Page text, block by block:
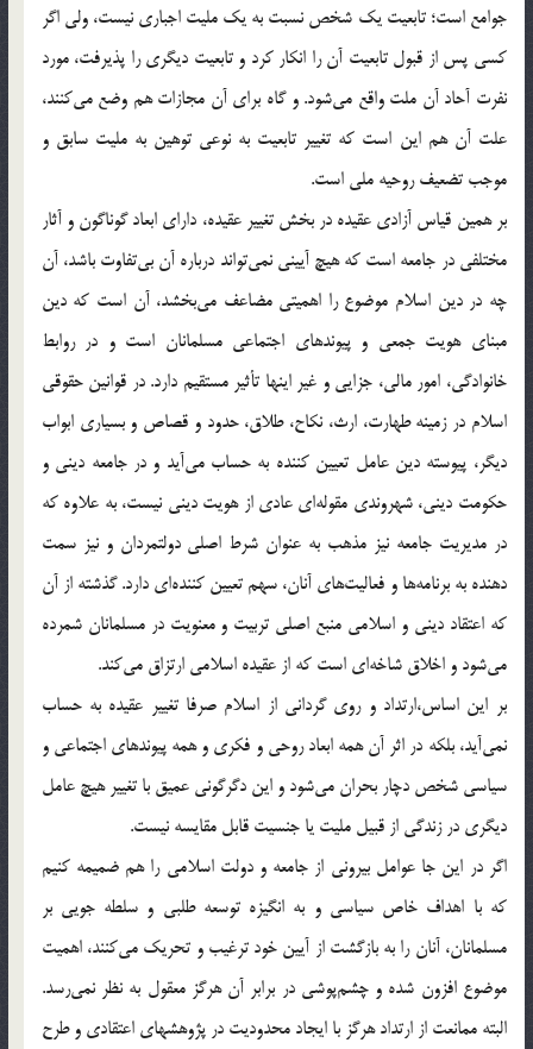
جوامع است؛ تابعيت يك شخص نسبت به يك مليت اجباري نيست، ولي اگر
كسي پس از قبول تابعيت آن را انكار كرد و تابعيت ديگري را پذيرفت، مورد
نفرت آحاد آن ملت واقع مي‌شود. و گاه براي آن مجازات هم وضع مي‌كنند،
علت آن هم اين است كه تغيير تابعيت به نوعي توهين به مليت سابق و
موجب تضعيف روحيه ملي است.
بر همين قياس آزادي عقيده در بخش تغيير عقيده، داراي ابعاد گوناگون و آثار
مختلفي در جامعه است كه هيچ آييني نمي‌تواند درباره آن بي‌تفاوت باشد،‌ آن
چه در دين اسلام موضوع را اهميتي مضاعف مي‌بخشد، آن است كه دين
مبناي هويت جمعي و پيوندهاي اجتماعي مسلمانان است و در روابط
خانوادگي، امور مالي، جزايي و غير اينها تأثير مستقيم دارد. در قوانين حقوقي
اسلام در زمينه طهارت، ارث، نكاح، طلاق، حدود و قصاص و بسياري ابواب
ديگر، پيوسته دين عامل تعيين كننده به حساب مي‌آيد و در جامعه ديني و
حكومت ديني، شهروندي مقوله‌اي عادي از هويت ديني نيست، به علاوه كه
در مديريت جامعه نيز مذهب به عنوان شرط اصلي دولتمردان و نيز سمت
دهنده به برنامه‌ها و فعاليت‌هاي آنان، سهم تعيين كننده‌اي دارد. گذشته از آن
كه اعتقاد ديني و اسلامي منبع اصلي تربيت و معنويت در مسلمانان شمرده
مي‌شود و اخلاق شاخه‌اي است كه از عقيده اسلامي ارتزاق مي‌كند.
بر اين اساس،‌ارتداد و روي گرداني از اسلام صرفا تغيير عقيده به حساب
نمي‌آيد، بلكه در اثر آن همه ابعاد روحي و فكري و همه پيوندهاي اجتماعي و
سياسي شخص دچار بحران مي‌شود و اين دگرگوني عميق با تغيير هيچ عامل
ديگري در زندگي از قبيل مليت يا جنسيت قابل مقايسه نيست.
اگر در اين جا عوامل بيروني از جامعه و دولت اسلامي را هم ضميمه كنيم
كه با اهداف خاص سياسي و به انگيزه توسعه طلبي و سلطه جويي بر
مسلمانان، آنان را به بازگشت از آيين خود ترغيب و تحريك مي‌كنند، اهميت
موضوع افزون شده و چشم‌پوشي در برابر آن هرگز معقول به نظر نمي‌رسد.
البته ممانعت از ارتداد هرگز با ايجاد محدوديت در پژوهشهاي اعتقادي و طرح